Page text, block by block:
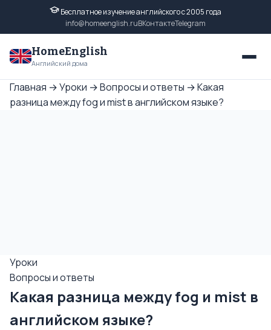
Бесплатное изучение английского с 2005 года
info@homeenglish.ruВКонтактеTelegram
HomeEnglish
Английский дома
Главная →Уроки →Вопросы и ответы →Какая
разница между fog и mist в английском языке?
Уроки
Вопросы и ответы
Какая разница между fog и mist в
английском языке?